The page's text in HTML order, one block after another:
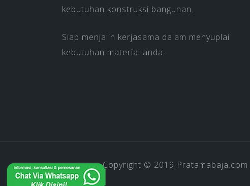
kebutuhan konstruksi bangunan.
Siap menjalin kerjasama dalam menyuplai
kebutuhan material anda.
Copyright © 2019 Pratamabaja.com